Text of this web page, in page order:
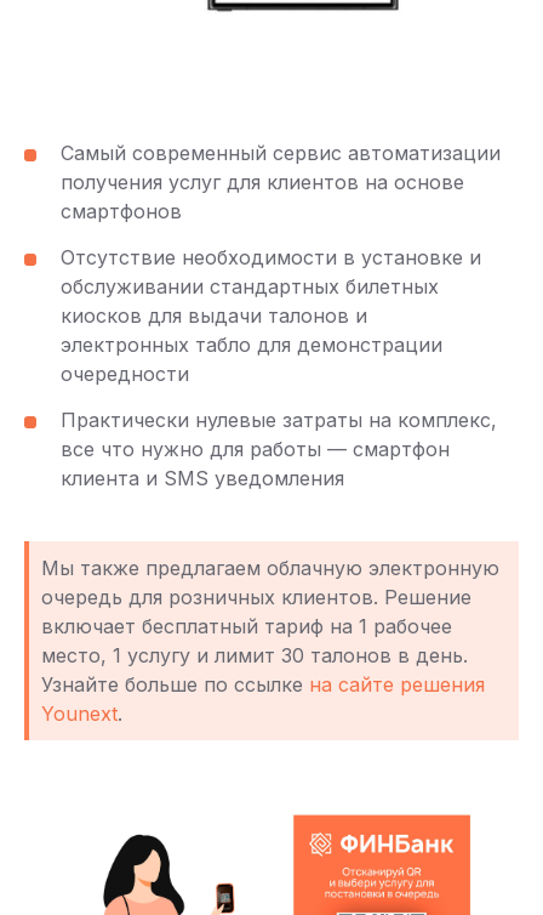
Самый современный сервис автоматизации
получения услуг для клиентов на основе
смартфонов
Отсутствие необходимости в установке и
обслуживании стандартных билетных
киосков для выдачи талонов и
электронных табло для демонстрации
очередности
Практически нулевые затраты на комплекс,
все что нужно для работы — смартфон
клиента и SMS уведомления
Мы также предлагаем облачную электронную
очередь для розничных клиентов. Решение
включает бесплатный тариф на 1 рабочее
место, 1 услугу и лимит 30 талонов в день.
Узнайте больше по ссылке на сайте решения
Younext.